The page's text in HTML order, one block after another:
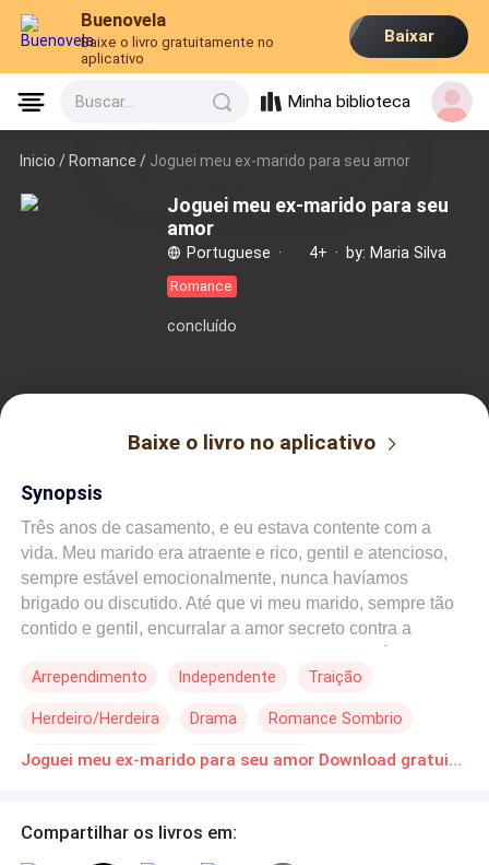
Buenovela
Baixe o livro gratuitamente no
aplicativo
Baixar
Buscar... Minha biblioteca
Inicio /Romance / Joguei meu ex-marido para seu amor
Joguei meu ex-marido para seu
amor
Portuguese · 4+ · by: Maria Silva
Romance
concluído
Baixe o livro no aplicativo
Synopsis
Três anos de casamento, e eu estava contente com a
vida. Meu marido era atraente e rico, gentil e atencioso,
sempre estável emocionalmente, nunca havíamos
brigado ou discutido. Até que vi meu marido, sempre tão
contido e gentil, encurralar a amor secreto contra a
escolheu se casar com outro, o que te dá o direito de
ele realmente amava alguém, era com intensidade e
paixão. Com dignidade, me divorciei e desapareci.
me encontrar. Como alguém tão calmo e controlado
Arrependimento Independente Traição
Herdeiro/Herdeira Drama Romance Sombrio
Identidade Oculta Segunda Chance Joguei meu ex-marido para seu amor Download gratuito de Novelas Online em PDF
Compartilhar os livros em: